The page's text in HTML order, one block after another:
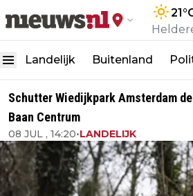
21
Landelijk Buitenland
Schutter Wiedijkpark Amsterdam
Baan Centrum
08 JUL , 14:20•LANDELIJK